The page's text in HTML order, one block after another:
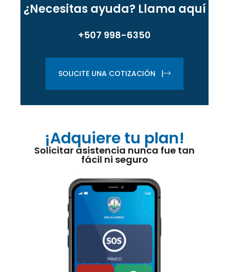
¿Necesitas ayuda? Llama aquí
+507 998-6350
SOLICITE UNA COTIZACIÓN |
¡Adquiere tu plan!
Solicitar asistencia nunca fue tan
fácil ni seguro